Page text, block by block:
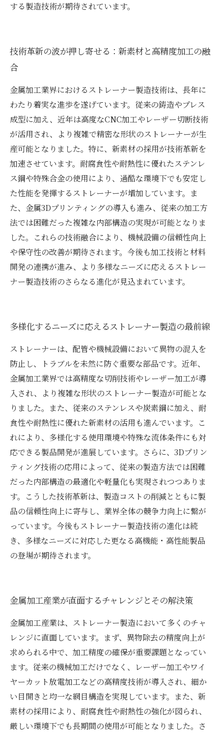
する製造技術が期待されています。
技術革新の波が押し寄せる：新素材と高精度加工の融
合
金属加工業界におけるストレーナー製造技術は、長年に
わたり着実な進歩を遂げています。従来の鋳造やプレス
成型に加え、近年は高度なCNC加工やレーザー切断技術
が活用され、より複雑で精密な形状のストレーナーが生
産可能となりました。特に、新素材の採用が技術革新を
加速させています。耐腐食性や耐熱性に優れたステンレ
ス鋼や特殊合金の使用により、過酷な環境下でも安定し
た性能を発揮するストレーナーが増加しています。ま
た、金属3Dプリンティングの導入も進み、従来の加工方
法では困難だった複雑な内部構造の実現が可能となりま
した。これらの技術融合により、機械設備の信頼性向上
や保守性の改善が期待されます。今後も加工技術と材料
開発の連携が進み、より多様なニーズに応えるストレー
ナー製造技術のさらなる進化が見込まれています。
多様化するニーズに応えるストレーナー製造の最前線
ストレーナーは、配管や機械設備において異物の混入を
防止し、トラブルを未然に防ぐ重要な部品です。近年、
金属加工業界では高精度な切削技術やレーザー加工が導
入され、より複雑な形状のストレーナー製造が可能とな
りました。また、従来のステンレスや炭素鋼に加え、耐
食性や耐熱性に優れた新素材の活用も進んでいます。こ
れにより、多様化する使用環境や特殊な流体条件にも対
応できる製品開発が進展しています。さらに、3Dプリン
ティング技術の応用によって、従来の製造方法では困難
だった内部構造の最適化や軽量化も実現されつつありま
す。こうした技術革新は、製造コストの削減とともに製
品の信頼性向上に寄与し、業界全体の競争力向上に繋が
っています。今後もストレーナー製造技術の進化は続
き、多様なニーズに対応した更なる高機能・高性能製品
の登場が期待されます。
金属加工産業が直面するチャレンジとその解決策
金属加工産業は、ストレーナー製造において多くのチャ
レンジに直面しています。まず、異物除去の精度向上が
求められる中で、加工精度の確保が重要課題となってい
ます。従来の機械加工だけでなく、レーザー加工やワイ
ヤーカット放電加工などの高精度技術が導入され、細か
い目開きと均一な網目構造を実現しています。また、新
素材の採用により、耐腐食性や耐熱性の強化が図られ、
厳しい環境下でも長期間の使用が可能となりました。さ